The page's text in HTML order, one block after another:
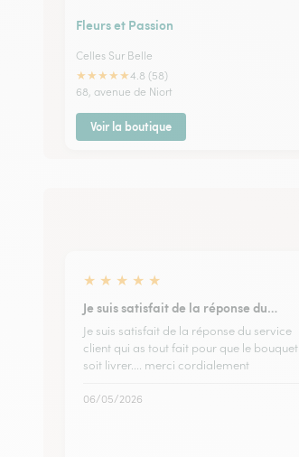
Fleurs et Passion
Celles Sur Belle
★★★★★4.8 (58)
68, avenue de Niort
Voir la boutique
★ ★ ★ ★ ★
Je suis satisfait de la réponse du…
Je suis satisfait de la réponse du service
client qui as tout fait pour que le bouquet
soit livrer.... merci cordialement
06/05/2026